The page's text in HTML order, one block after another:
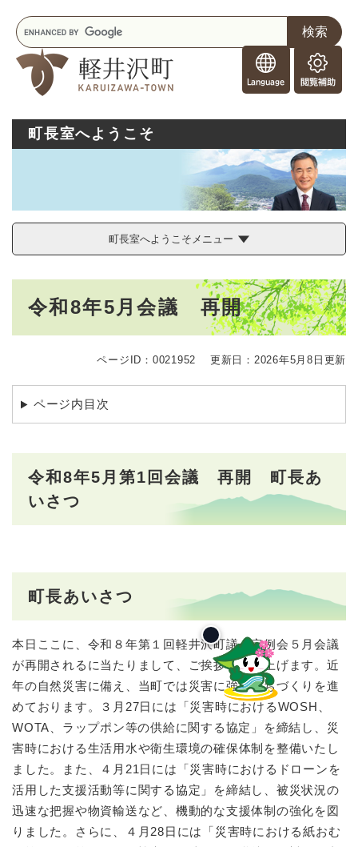
o
e
i
g
n
e
r
s
閲
覧
キ
ー
ワ
町長室へようこそ
町長室へようこそメニュー
令和8年5月会議 再開
ページID：0021952 更新日：2026年5月8日更新
ページ内目次
令和8年5月第1回会議 再開 町長あ
いさつ
町長あいさつ
本日ここに、令和８年第１回軽井沢町議会定例会５月会議
が再開されるに当たりまして、ご挨拶を申し上げます。近
年の自然災害に備え、当町では災害に強いまちづくりを進
めております。３月27日には「災害時におけるWOSH、
WOTA、ラップポン等の供給に関する協定」を締結し、災
害時における生活用水や衛生環境の確保体制を整備いたし
ました。また、４月21日には「災害時におけるドローンを
活用した支援活動等に関する協定」を締結し、被災状況の
迅速な把握や物資輸送など、機動的な支援体制の強化を図
りました。さらに、４月28日には「災害時における紙おむ